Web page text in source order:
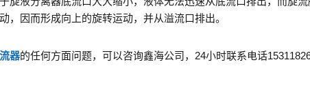
，因而形成向上的旋转运动，并从溢流口排出。
器的任何方面问题，可以咨询鑫海公司，24小时联系电话